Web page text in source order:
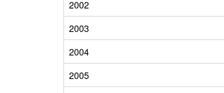
2002
2003
2004
2005